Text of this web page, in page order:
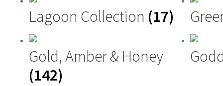
Lagoon Collection (17)
Gold, Amber & Honey
(142)